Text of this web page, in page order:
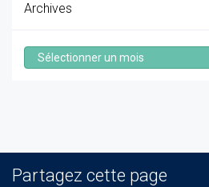
Archives
Archives
Partagez cette page